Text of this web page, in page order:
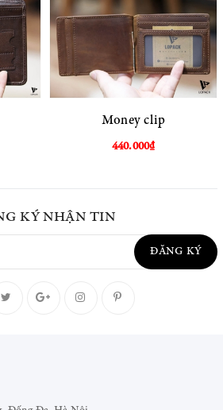
Money clip
440.000₫
KÝ NHẬN TIN
ĐĂNG KÝ